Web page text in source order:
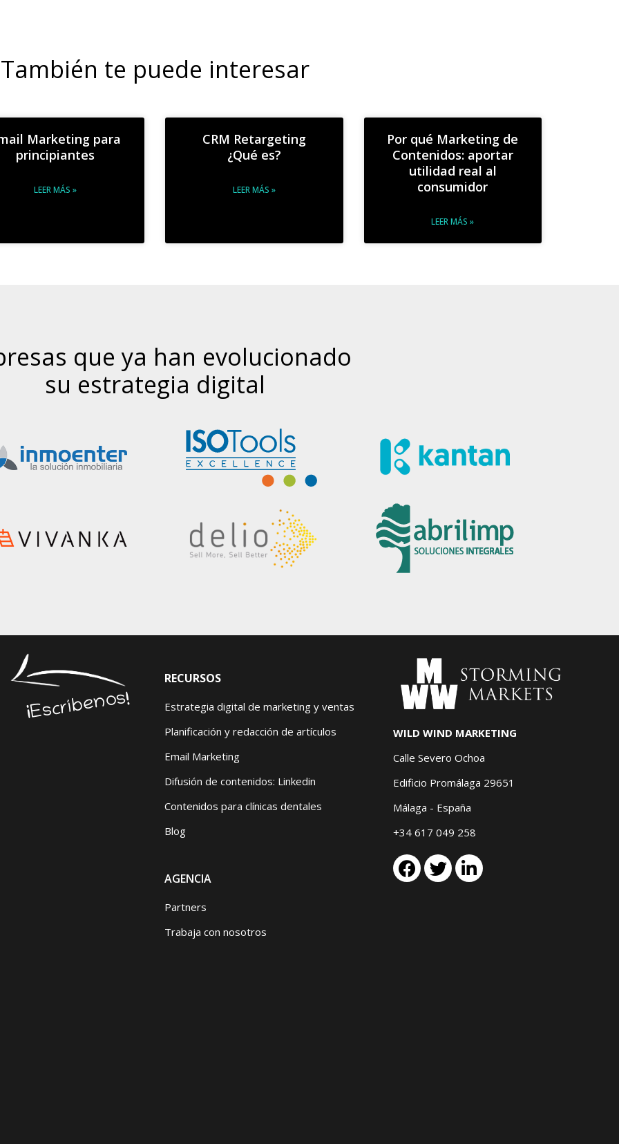
También te puede interesar
Marketing para
principiantes
LEER MÁS »
CRM Retargeting
¿Qué es?
LEER MÁS »
Por qué Marketing de
Contenidos: aportar
utilidad real al
consumidor
LEER MÁS »
que ya han evolucionado
su estrategia digital
¡Escríbenos!
RECURSOS
Estrategia digital de marketing y ventas
Planificación y redacción de artículos
Email Marketing
Difusión de contenidos: Linkedin
Contenidos para clínicas dentales
Blog
AGENCIA
Partners
Trabaja con nosotros
WILD WIND MARKETING
Calle Severo Ochoa
Edificio Promálaga 29651
Málaga - España
+34 617 049 258